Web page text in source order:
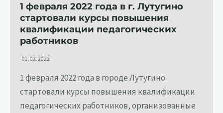
1 февраля 2022 года в г. Лутугино
стартовали курсы повышения
квалификации педагогических
работников
01.02.2022
1 февраля 2022 года в городе Лутугино
стартовали курсы повышения квалификации
педагогических работников, организованные